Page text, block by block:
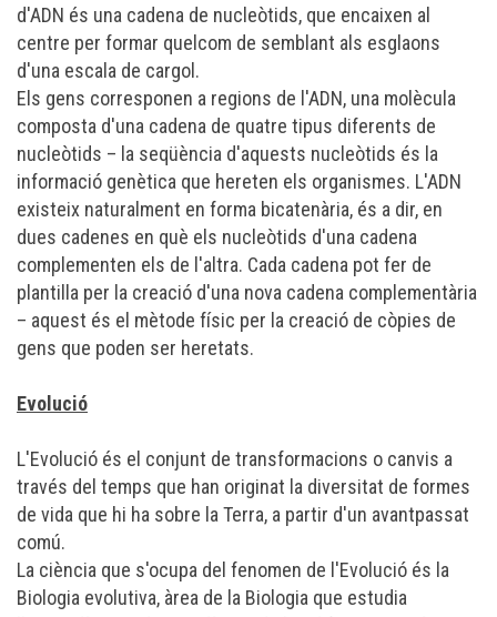
d'ADN és una cadena de nucleòtids, que encaixen al
centre per formar quelcom de semblant als esglaons
d'una escala de cargol.
Els gens corresponen a regions de l'ADN, una molècula
composta d'una cadena de quatre tipus diferents de
nucleòtids – la seqüència d'aquests nucleòtids és la
informació genètica que hereten els organismes. L'ADN
existeix naturalment en forma bicatenària, és a dir, en
dues cadenes en què els nucleòtids d'una cadena
complementen els de l'altra. Cada cadena pot fer de
plantilla per la creació d'una nova cadena complementària
– aquest és el mètode físic per la creació de còpies de
gens que poden ser heretats.
Evolució
L'Evolució és el conjunt de transformacions o canvis a
través del temps que han originat la diversitat de formes
de vida que hi ha sobre la Terra, a partir d'un avantpassat
comú.
La ciència que s'ocupa del fenomen de l'Evolució és la
Biologia evolutiva, àrea de la Biologia que estudia